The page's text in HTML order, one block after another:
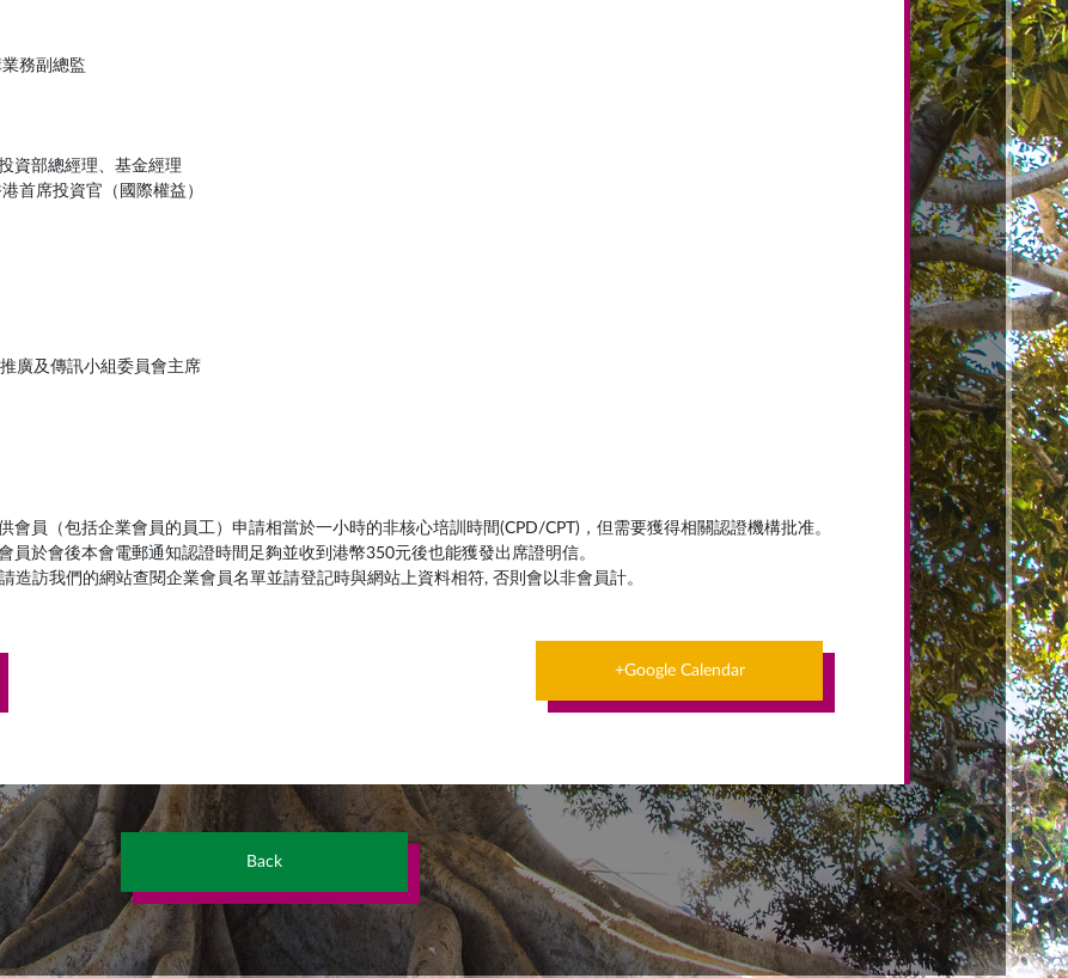
務副總監
資部總經理、基金經理
首席投資官（國際權益）
廣及傳訊小組委員會主席
會員（包括企業會員的員工）申請相當於一小時的非核心培訓時間(CPD/CPT)，但需要獲得相關認證機構批准。
員於會後本會電郵通知認證時間足夠並收到港幣350元後也能獲發出席證明信。
造訪我們的網站查閱企業會員名單並請登記時與網站上資料相符, 否則會以非會員計。
+Google Calendar
Back